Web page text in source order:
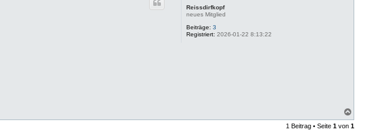
Reissdirfkopf
neues Mitglied
Beiträge: 3
Registriert: 2026-01-22 8:13:22
a
c
1 Beitrag • Seite 1 von 1